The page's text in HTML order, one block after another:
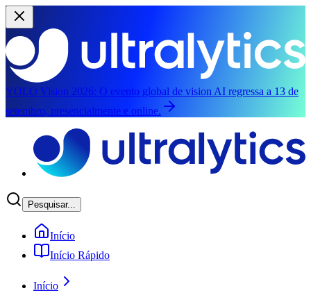
YOLO Vision 2026: O evento global de vision AI regressa a 13 de
setembro, presencialmente e online.
Pesquisar...
Início
Início Rápido
Início